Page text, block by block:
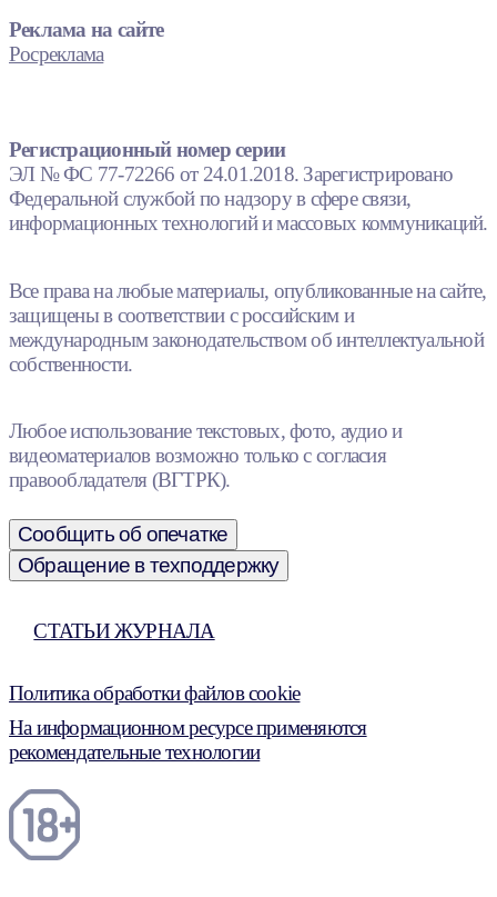
Реклама на сайте
Росреклама
Регистрационный номер серии
ЭЛ № ФС 77-72266 от 24.01.2018. Зарегистрировано
Федеральной службой по надзору в сфере связи,
информационных технологий и массовых коммуникаций.
Все права на любые материалы, опубликованные на сайте,
защищены в соответствии с российским и
международным законодательством об интеллектуальной
собственности.
Любое использование текстовых, фото, аудио и
видеоматериалов возможно только с согласия
правообладателя (ВГТРК).
Сообщить об опечатке
Обращение в техподдержку
СТАТЬИ ЖУРНАЛА
Политика обработки файлов cookie
На информационном ресурсе применяются
рекомендательные технологии